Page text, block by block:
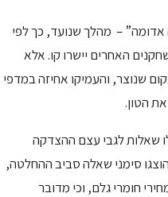
אדומה” – מהלך שנועד, כך לפי
האחרים יישרו קו. אלא
שנוצר, והעמיקו אחיזה במדפי
הטון.
שאלות לגבי עצם ההצדקה
סימני שאלה סביב ההחלטה,
חומרי גלם, וכי מדובר